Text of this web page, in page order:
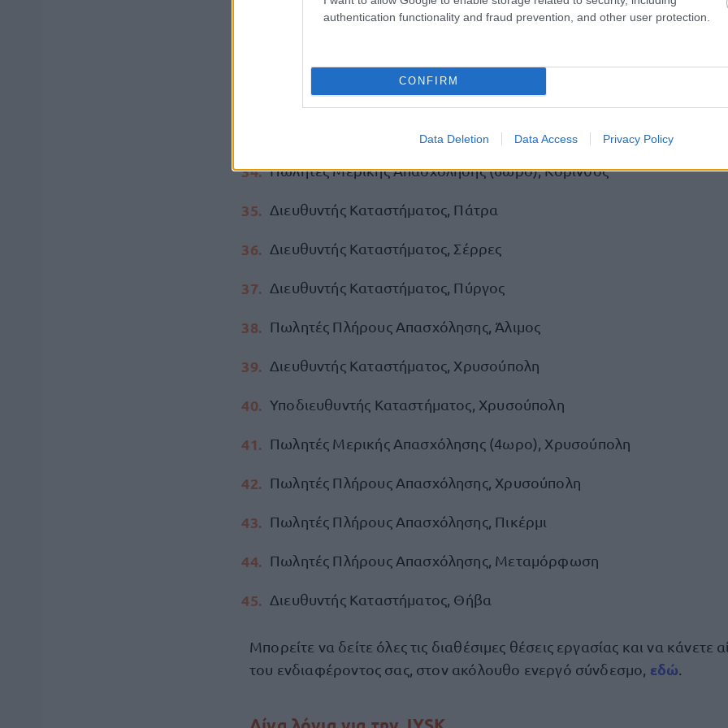
authentication functionality and fraud prevention, and other user protection.
CONFIRM
Data Deletion Data Access Privacy Policy
Πωλητές Μερικής Απασχόλησης (4ωρο), Μαρκόπουλο
Πωλητές Πλήρους Απασχόλησης, Πάρος (ΚΑΛΥΨΗ ΚΟΣΤΟΥΣ
Διευθυντής Καταστήματος, Πάρος (ΚΑΛΥΨΗ ΚΟΣΤΟΥΣ ΔΙΑΜΟΝΗΣ)
Πωλητές Μερικής Απασχόλησης (6ωρο), Κόρινθος
Διευθυντής Καταστήματος, Πάτρα
Διευθυντής Καταστήματος, Σέρρες
Διευθυντής Καταστήματος, Πύργος
Πωλητές Πλήρους Απασχόλησης, Άλιμος
Διευθυντής Καταστήματος, Χρυσούπολη
Υποδιευθυντής Καταστήματος, Χρυσούπολη
Πωλητές Μερικής Απασχόλησης (4ωρο), Χρυσούπολη
Πωλητές Πλήρους Απασχόλησης, Χρυσούπολη
Πωλητές Πλήρους Απασχόλησης, Πικέρμι
Πωλητές Πλήρους Απασχόλησης, Μεταμόρφωση
Διευθυντής Καταστήματος, Θήβα
Μπορείτε να δείτε όλες τις διαθέσιμες θέσεις εργασίας και να κάνετε
του ενδιαφέροντος σας, στον ακόλουθο ενεργό σύνδεσμο, εδώ